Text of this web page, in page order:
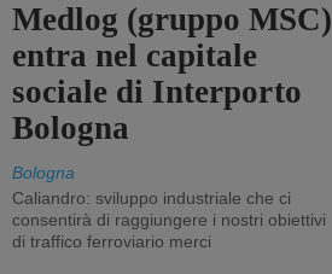
Medlog (gruppo MSC)
entra nel capitale
sociale di Interporto
Bologna
Bologna
Caliandro: sviluppo industriale che ci
consentirà di raggiungere i nostri obiettivi
di traffico ferroviario merci